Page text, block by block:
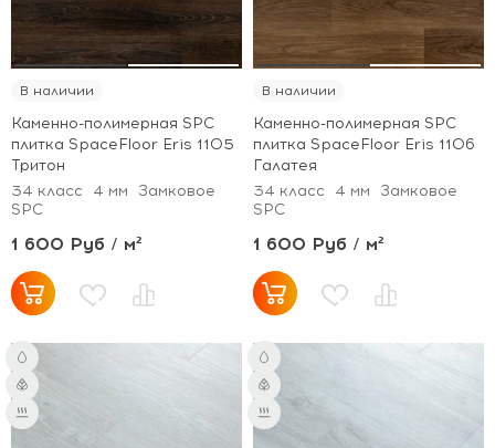
В наличии
Каменно-полимерная SPC
плитка SpaceFloor Eris 1105
Тритон
34 класс
4 мм
Замковое
SPC
1 600 Руб / м²
В наличии
Каменно-полимерная SPC
плитка SpaceFloor Eris 1106
Галатея
34 класс
4 мм
Замковое
SPC
1 600 Руб / м²